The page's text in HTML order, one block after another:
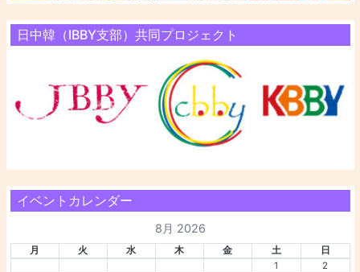
日中韓（IBBY支部）共同プロジェクト
イベントカレンダー
8月 2026
月 火 水 木 金 土
日
1
2